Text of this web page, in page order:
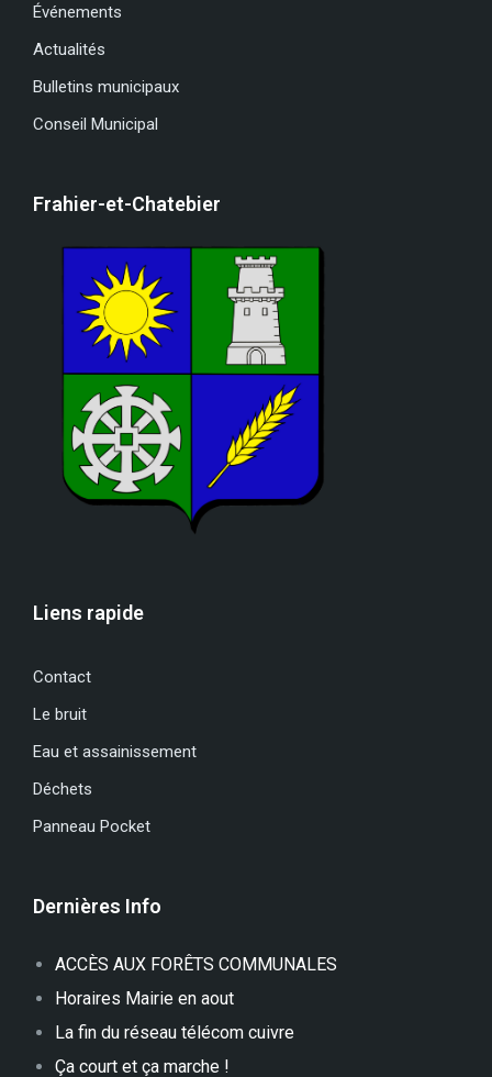
Événements
Actualités
Bulletins municipaux
Conseil Municipal
Frahier-et-Chatebier
Liens rapide
Contact
Le bruit
Eau et assainissement
Déchets
Panneau Pocket
Dernières Info
ACCÈS AUX FORÊTS COMMUNALES
Horaires Mairie en aout
La fin du réseau télécom cuivre
Ça court et ça marche !